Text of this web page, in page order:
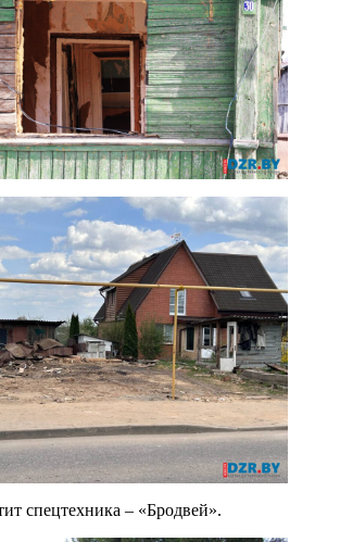
спецтехника – «Бродвей».